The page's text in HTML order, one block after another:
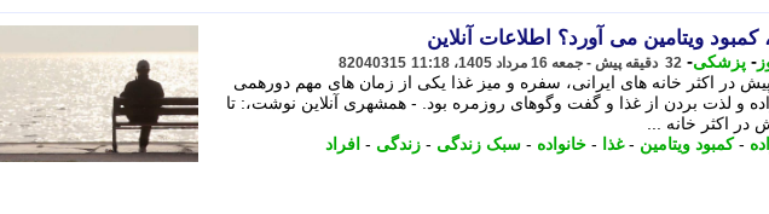
کمبود ویتامین می آورد؟ اطلاعات آنلاین
- پزشکی- 32 دقیقه پیش - جمعه 16 مرداد 1405، 11:18 82040315
در اکثر خانه های ایرانی، سفره و میز غذا یکی از زمان های مهم دورهمی
و لذت بردن از غذا و گفت وگوهای روزمره بود. - همشهری آنلاین نوشت،: تا
در اکثر خانه ...
-کمبود ویتامین -غذا - خانواده - سبک زندگی - زندگی - افراد